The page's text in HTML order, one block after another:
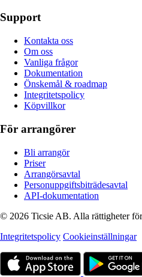
Support
Kontakta oss
Om oss
Vanliga frågor
Dokumentation
Önskemål & roadmap
Integritetspolicy
Köpvillkor
För arrangörer
Bli arrangör
Priser
Arrangörsavtal
Personuppgiftsbiträdesavtal
API-dokumentation
© 2026 Ticsie AB. Alla rättigheter
Integritetspolicy Cookieinställningar